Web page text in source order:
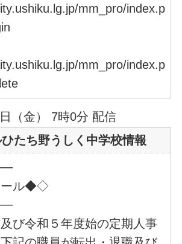
mm_pro/index.p
mm_pro/index.p
（金） 7時0分 配信
たち野うしく中学校情報
ル◆◇
び令和５年度始の定期人事